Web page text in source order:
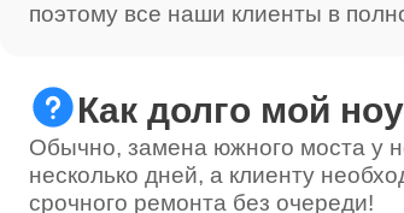
поэтому все наши клиенты в
Как долго мой
Обычно, замена южного моста у
несколько дней, а клиенту
срочного ремонта без очереди!